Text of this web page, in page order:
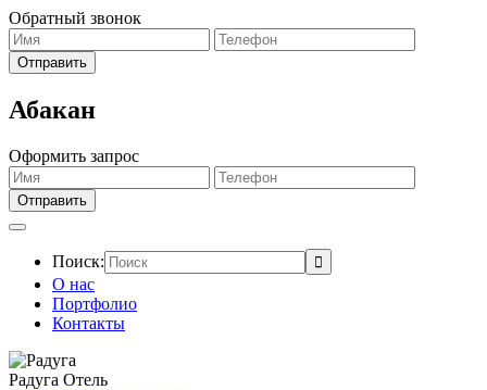
Обратный звонок
Абакан
Оформить запрос
Поиск:
О нас
Портфолио
Контакты
Радуга Отель